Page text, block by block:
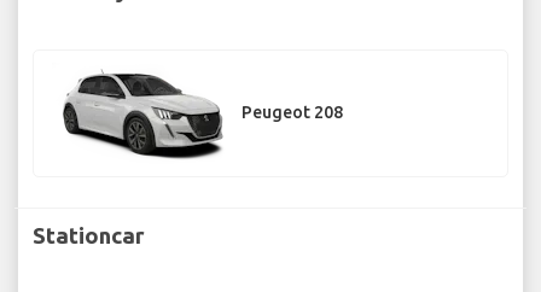
Peugeot 208
Stationcar